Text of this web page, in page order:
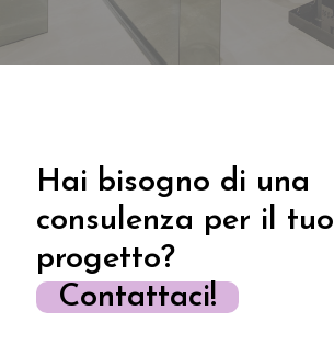
Hai bisogno di una
consulenza per il tuo
progetto?
Contattaci!